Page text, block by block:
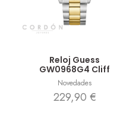
Reloj Guess
GW0968G4 Cliff
Novedades
229,90 €